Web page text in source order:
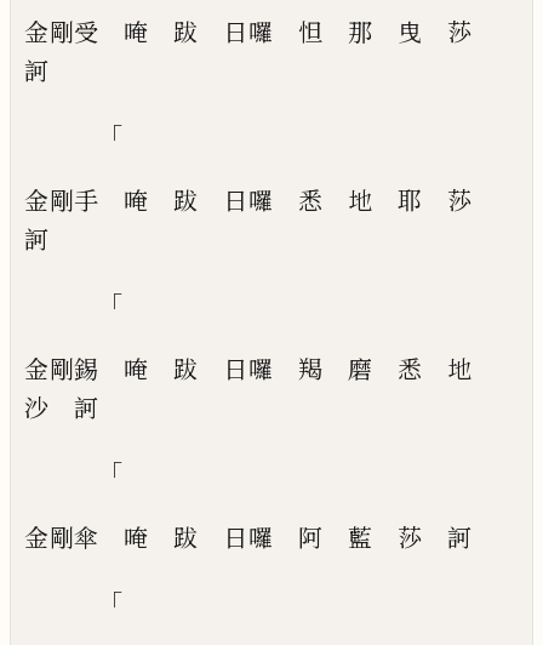
金剛受 唵 跋 日囉 怛 那 曳
莎
訶
「
金剛手 唵 跋 日囉 悉 地 耶
莎
訶
「
金剛錫 唵 跋 日囉 羯 磨 悉
地
沙
訶
「
金剛傘 唵 跋 日囉 阿 藍 莎 訶
「